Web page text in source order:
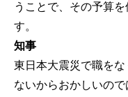
うことで、その予算
す。
知事
東日本大震災で職を
ないからおかしいの